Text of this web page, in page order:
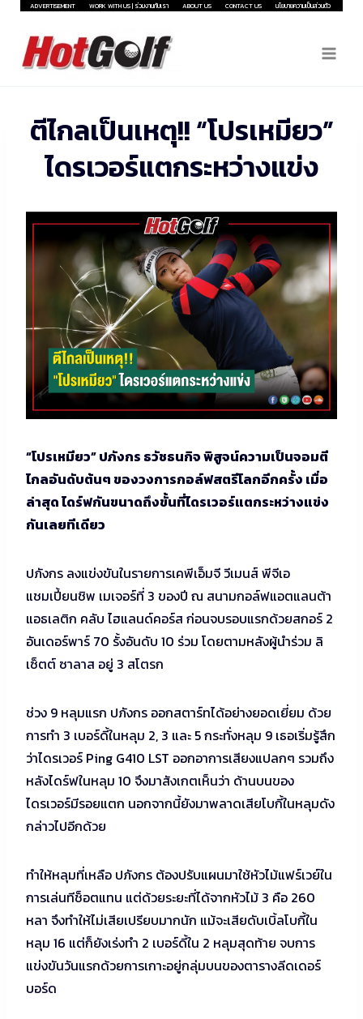
Skip
content
ADVERTISEMENT WORK WITH US | ร่วมงานกับเรา ABOUT US CONTACT US นโยบายความเป็นส่วนตัว
ตีไกลเป็นเหตุ!! “โปรเหมียว”
ไดรเวอร์แตกระหว่างแข่ง
“โปรเหมียว” ปภังกร ธวัชธนกิจ พิสูจน์ความเป็นจอมตี
ไกลอันดับต้นๆ ของวงการกอล์ฟสตรีโลกอีกครั้ง เมื่อ
ล่าสุด ไดร์ฟกันขนาดถึงขั้นที่ไดรเวอร์แตกระหว่างแข่ง
กันเลยทีเดียว
ปภังกร ลงแข่งขันในรายการเคพีเอ็มจี วีเมนส์ พีจีเอ
แชมเปี้ยนชิพ เมเจอร์ที่ 3 ของปี ณ สนามกอล์ฟแอตแลนต้า
แอธเลติก คลับ ไฮแลนด์คอร์ส ก่อนจบรอบแรกด้วยสกอร์ 2
อันเดอร์พาร์ 70 รั้งอันดับ 10 ร่วม โดยตามหลังผู้นำร่วม ลิ
เซ็ตต์ ซาลาส อยู่ 3 สโตรก
ช่วง 9 หลุมแรก ปภังกร ออกสตาร์ทได้อย่างยอดเยี่ยม ด้วย
การทำ 3 เบอร์ดี้ในหลุม 2, 3 และ 5 กระทั่งหลุม 9 เธอเริ่มรู้สึก
ว่าไดรเวอร์ Ping G410 LST ออกอาการเสียงแปลกๆ รวมถึง
หลังไดร์ฟในหลุม 10 จึงมาสังเกตเห็นว่า ด้านบนของ
ไดรเวอร์มีรอยแตก นอกจากนี้ยังมาพลาดเสียโบกี้ในหลุมดัง
กล่าวไปอีกด้วย
ทำให้หลุมที่เหลือ ปภังกร ต้องปรับแผนมาใช้หัวไม้แฟร์เวย์ใน
การเล่นทีช็อตแทน แต่ด้วยระยะที่ได้จากหัวไม้ 3 คือ 260
หลา จึงทำให้ไม่เสียเปรียบมากนัก แม้จะเสียดับเบิ้ลโบกี้ใน
หลุม 16 แต่ก็ยังเร่งทำ 2 เบอร์ดี้ใน 2 หลุมสุดท้าย จบการ
แข่งขันวันแรกด้วยการเกาะอยู่กลุ่มบนของตารางลีดเดอร์
บอร์ด